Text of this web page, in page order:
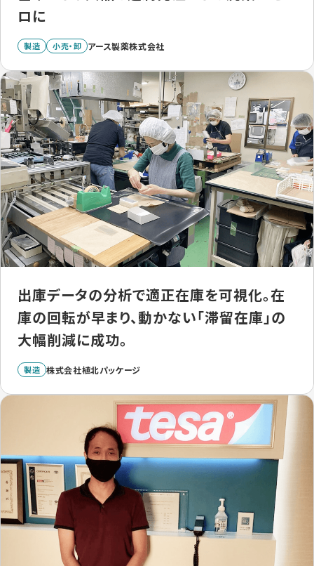
ロに
製造 小売・卸 アース製薬株式会社
出庫データの分析で適正在庫を可視化。在
庫の回転が早まり、動かない「滞留在庫」の
大幅削減に成功。
製造 株式会社植北パッケージ